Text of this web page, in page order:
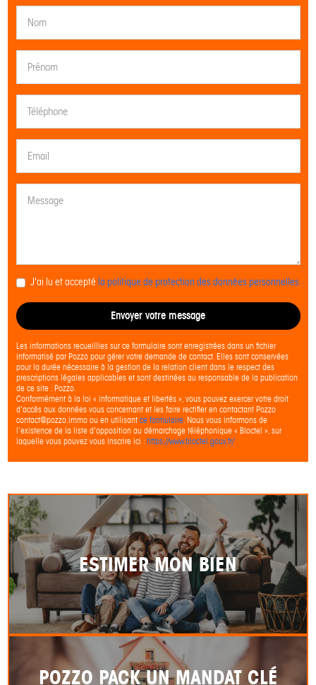
J'ai lu et accepté la politique de protection des données personnelles
Envoyer votre message
Les informations recueillies sur ce formulaire sont enregistrées dans un fichier
informatisé par Pozzo pour gérer votre demande de contact. Elles sont conservées
pour la durée nécessaire à la gestion de la relation client dans le respect des
prescriptions légales applicables et sont destinées au responsable de la publication
de ce site : Pozzo.
Conformément à la loi « informatique et libertés », vous pouvez exercer votre droit
d'accès aux données vous concernant et les faire rectifier en contactant Pozzo
contact@pozzo.immo ou en utilisant ce formulaire. Nous vous informons de
l’existence de la liste d'opposition au démarchage téléphonique « Bloctel », sur
laquelle vous pouvez vous inscrire ici : https://www.bloctel.gouv.fr/
ESTIMER MON BIEN
POZZO PACK UN MANDAT CLÉ